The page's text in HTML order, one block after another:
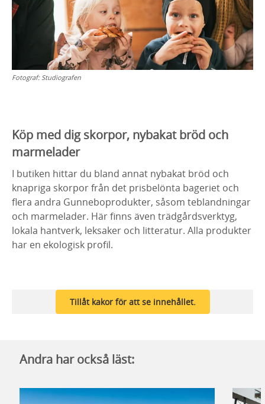
Fotograf: Studiografen
Köp med dig skorpor, nybakat bröd och
marmelader
I butiken hittar du bland annat nybakat bröd och
knapriga skorpor från det prisbelönta bageriet och
flera andra Gunneboprodukter, såsom teblandningar
och marmelader. Här finns även trädgårdsverktyg,
lokala hantverk, leksaker och litteratur. Alla produkter
har en ekologisk profil.
Tillåt kakor för att se innehållet.
Andra har också läst: